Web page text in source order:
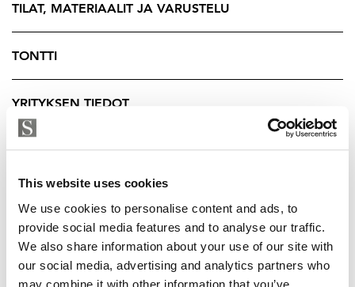
This website uses cookies
We use cookies to personalise content and ads, to
provide social media features and to analyse our traffic.
We also share information about your use of our site with
our social media, advertising and analytics partners who
may combine it with other information that you’ve
Tämän tilan isot ikkunat avautuvat suojaisalle
atriumpihalle, jossa on mukavasti yksityisyyttä.
Takapiha avautuu Epilänharjulle ja rinteen vuoksi
tukimuuri valoineen. Viihtyisä pihapiiri hemmottelee
talon asukkaita hoidetulla puutarhalla ja
rauhallisuudellaan. Etupihan rinne on istutuksien
Kokonaisuuden kruunaa suuri 60 neliöinen terassi,
joka on rakennettu niin, että pääset nauttimaan
auringosta oman terassin rauhassa.
Kodin kaikki makuuhuoneet ovat reilun kokoisia, joka
on tyypillistä 70-luvun arkkitehtuurille. Isot
TILAT, MATERIAALIT JA VARUSTELU
TONTTI
YRITYKSEN TIEDOT